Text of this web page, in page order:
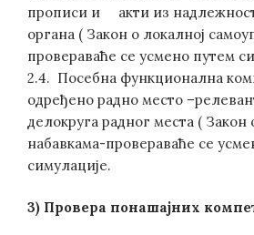
прописи и акти из
органа ( Закон о локалној
провераваће се усмено путем
2.4. Посебна функционална
одређено радно место
делокруга радног места ( Закон
набавкама-провераваће се
симулације.
3) Провера понашајних